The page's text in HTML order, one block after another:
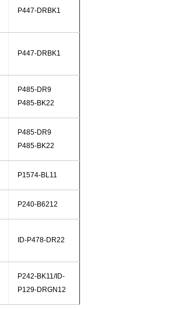
P447-DRBK1
P447-DRBK1
P485-DR9
P485-BK22
P485-DR9
P485-BK22
P1574-BL11
P240-B6212
ID-P478-DR22
P242-BK11/ID-
P129-DRGN12